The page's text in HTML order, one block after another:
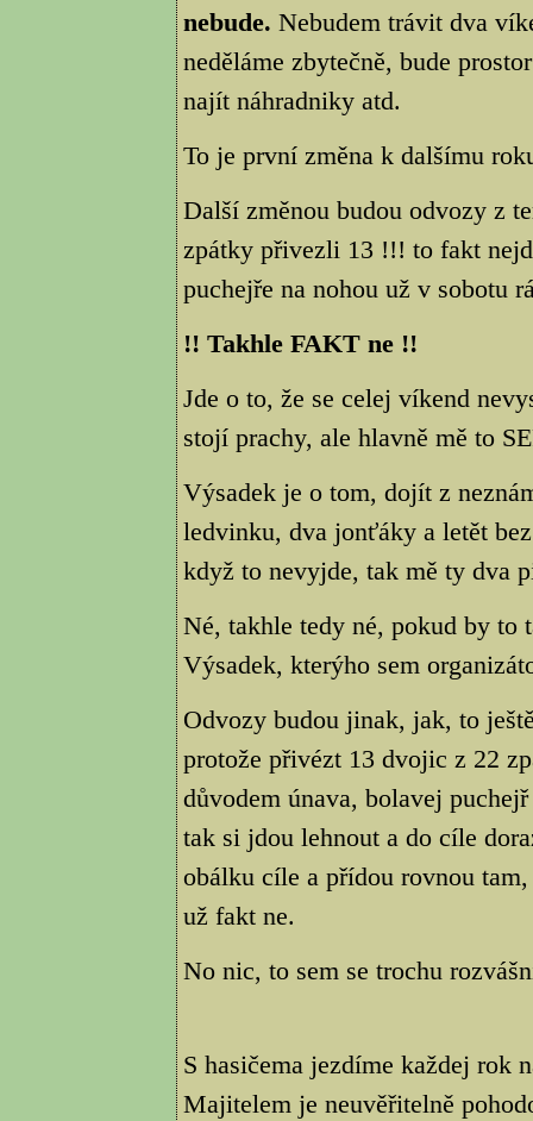
nebude. Nebudem trávit dva
neděláme zbytečně, bude
najít náhradniky atd.
To je první změna k dalšímu
Další změnou budou odvozy z
zpátky přivezli 13 !!! to fakt
puchejře na nohou už v sobotu
!! Takhle FAKT ne !!
Jde o to, že se celej víkend
stojí prachy, ale hlavně mě to
Výsadek je o tom, dojít z
ledvinku, dva jonťáky a letět
když to nevyjde, tak mě ty dva
Né, takhle tedy né, pokud by to
Výsadek, kterýho sem
Odvozy budou jinak, jak, to
protože přivézt 13 dvojic z 22
důvodem únava, bolavej
tak si jdou lehnout a do cíle
obálku cíle a přídou rovnou
už fakt ne.
No nic, to sem se trochu
S hasičema jezdíme každej rok
Majitelem je neuvěřitelně